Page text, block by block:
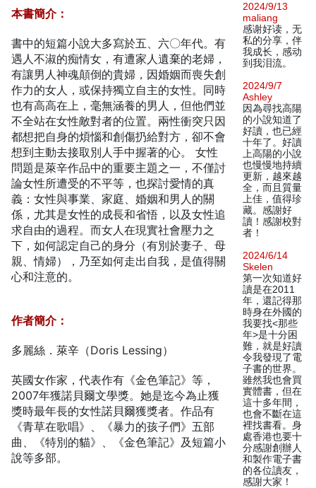
本書簡介：
書中的短篇小說大多寫於五、六〇年代。有
遇人不淑的痴情女，有遭家人遺棄的老婦，
有讓男人神魂顛倒的貴婦，因婚姻而喪失創
作力的女人，或保持獨立自主的女性。同時
也有高高在上，毫無涵養的男人，但他們並
不全站在女性敵對者的位置。兩性衝突只因
都想把自身的煩惱和創傷扔給對方，卻不會
想到主動去接取別人手中握著的心。 女性
問題是萊辛作品中的重要主題之一，不僅討
論女性所遭受的不平等，也探討愛情的真
義：女性與事業、家庭、婚姻和男人的關
係，尤其是女性的成長和省悟，以及女性追
求自由的過程。而女人在現實社會壓力之
下，如何認定自己的身分（有別於妻子、母
親、情婦），乃至如何走出自我，是值得關
心和注意的。
作者簡介：
多麗絲．萊辛（Doris Lessing）
英國女作家，代表作有《金色筆記》等，
2007年獲諾貝爾文學獎。她是迄今為止獲
獎時最年長的女性諾貝爾獲獎者。作品有
《青草在歌唱》、《暴力的孩子們》五部
曲、《特別的貓》、《金色筆記》及短篇小
說等多部。
2024/9/13
maliang
感谢好读，无
私的分享，伴
我成长，感动
到我泪流。
2024/9/7
Ashley
因為尋找高陽
的小說知道了
好讀，也已經
十年了。好讀
上高陽的小說
也慢慢地持續
更新，越來越
全，而且質量
上佳，值得珍
藏。感謝好
讀！感謝校對
者！
2024/6/14
Skelen
第一次知道好
讀是在2011
年，還記得那
時身在外國的
我要找<那些
年>是十分困
難，就是好讀
令我發現了電
子書的世界。
雖然我也會買
實體書，但在
這十多年間，
也會不斷在這
裡找書看。身
處香港也要十
分感謝創辦人
和製作電子書
的各位讀友，
感謝大家！